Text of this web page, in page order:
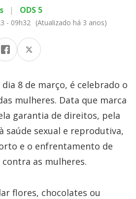
| ODS 5
- 09h32 (Atualizado há 3 anos)
8 de março, é celebrado o
mulheres. Data que marca
garantia de direitos, pela
saúde sexual e reprodutiva,
e o enfrentamento de
as mulheres.
flores, chocolates ou